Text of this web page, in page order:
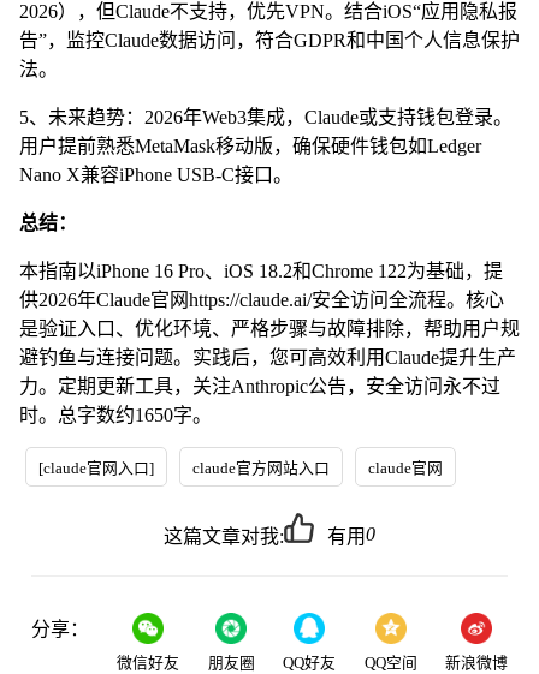
2026），但Claude不支持，优先VPN。结合iOS“应用隐私报
告”，监控Claude数据访问，符合GDPR和中国个人信息保护
法。
5、未来趋势：2026年Web3集成，Claude或支持钱包登录。
用户提前熟悉MetaMask移动版，确保硬件钱包如Ledger
Nano X兼容iPhone USB-C接口。
总结：
本指南以iPhone 16 Pro、iOS 18.2和Chrome 122为基础，提
供2026年Claude官网https://claude.ai/安全访问全流程。核心
是验证入口、优化环境、严格步骤与故障排除，帮助用户规
避钓鱼与连接问题。实践后，您可高效利用Claude提升生产
力。定期更新工具，关注Anthropic公告，安全访问永不过
时。总字数约1650字。
[claude官网入口] claude官方网站入口 claude官网
这篇文章对我: 有用0
分享：
微信好友 朋友圈 QQ好友 QQ空间 新浪微博